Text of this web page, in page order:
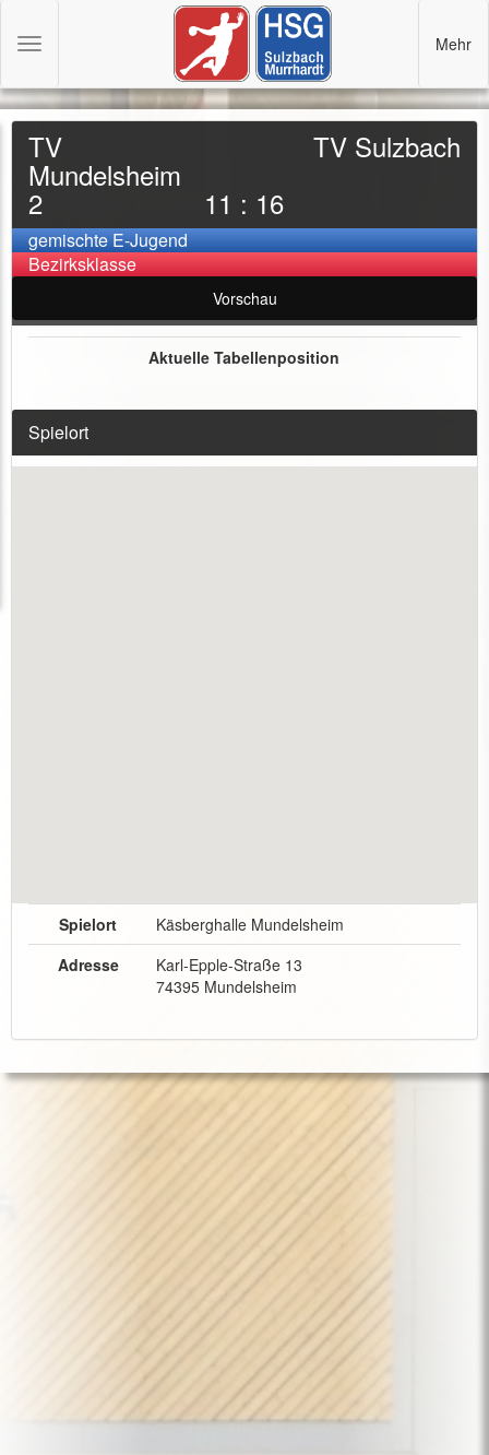
TV
Mundelsheim
2 11 : 16
TV Sulzbach
gemischte E-Jugend
Bezirksklasse
Vorschau
Aktuelle Tabellenposition
Spielort
Spielort
Käsberghalle Mundelsheim
Adresse
Karl-Epple-Straße 13
74395 Mundelsheim
Toggle
Mehr